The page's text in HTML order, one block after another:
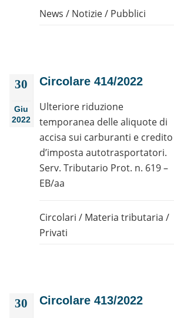
News / Notizie/ Pubblici
30
Giu
2022
Circolare 414/2022
Ulteriore riduzione
temporanea delle aliquote di
accisa sui carburanti e credito
d’imposta autotrasportatori.
Serv. Tributario Prot. n. 619 –
EB/aa
Circolari / Materia tributaria /
Privati
30
Circolare 413/2022